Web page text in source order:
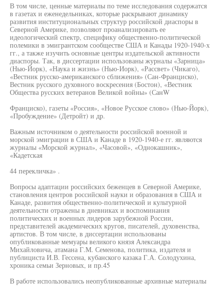
В том числе, ценные материалы по теме исследования содержатся
в газетах и еженедельниках, которые раскрывают динамику
развития институциональных структур российской диаспоры в
Северной Америке, позволяют проанализировать ее
идеологический спектр, специфику общественно-политической
полемики в эмигрантском сообществе США и Канады 1920-1940-х
гг., а также изучить основные центры издательской активности
диаспоры. Так, в диссертации использованы журналы «Зарница»
(Нью-Йорк), «Наука и жизнь» (Нью-Иорк), «Рассвет» (Чикаго),
«Вестник русско-американского сближения» (Сан-Франциско),
Вестник русского духовного воскресения (Бостон), «Вестник
Общества русских ветеранов Великой войны» (СанW
Франциско), газеты «Россия», «Новое Русское слово» (Нью-Йорк),
«Пробуждение» (Детройт) и др.
Важным источником о деятельности российской военной и
морской эмиграции в США и Канаде в 1920-1940-е гг. являются
журналы «Морской журнал», «Часовой», «Однокашник»,
«Кадетская
44 перекличка» .
Вопросы адаптации российских беженцев в Северной Америке,
становления центров российской науки и образования в США и
Канаде, развития общественно-политической и культурной
деятельности отражены в дневниках и воспоминания
политических и военных лидеров зарубежной России,
представителей академических кругов, писателей, духовенства,
артистов. В том числе, в диссертации использованы
опубликованные мемуары великого князя Александра
Михайловича, атамана Г.М. Семенова, политика, издателя и
публициста И.В. Гессена, кубанского казака Г.А. Солодухина,
хроника семьи Зерновых, и пр.45
В работе использовались неопубликованные архивные материалы